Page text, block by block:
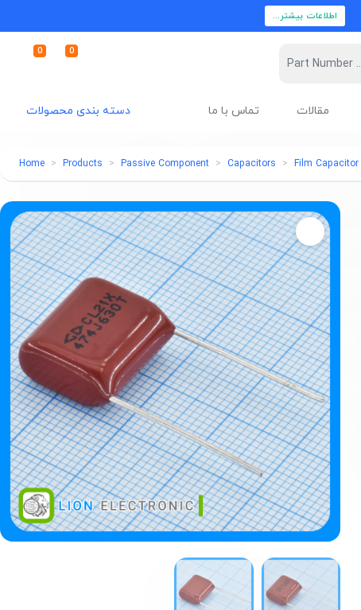
اطلاعات بیشتر...
0 0
دسته بندی محصولات مقالات تماس با ما
Home Products Passive Component Capacitors Film Capacitor